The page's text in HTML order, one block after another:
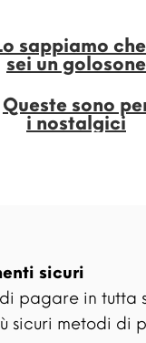
sappiamo
sei un golosone
Queste sono
i nostalgici
sicuri
pagare in tutta
sicuri metodi di